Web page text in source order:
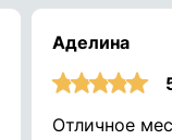
Аделина
Отличное